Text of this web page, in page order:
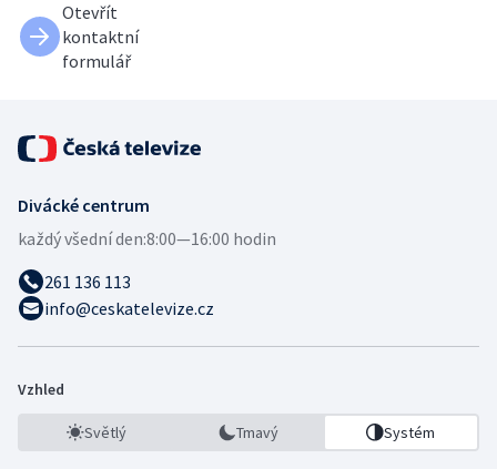
Otevřít
kontaktní
formulář
Divácké centrum
každý všední den:8:00—16:00 hodin
261 136 113
info@ceskatelevize.cz
Vzhled
Světlý Tmavý Systém